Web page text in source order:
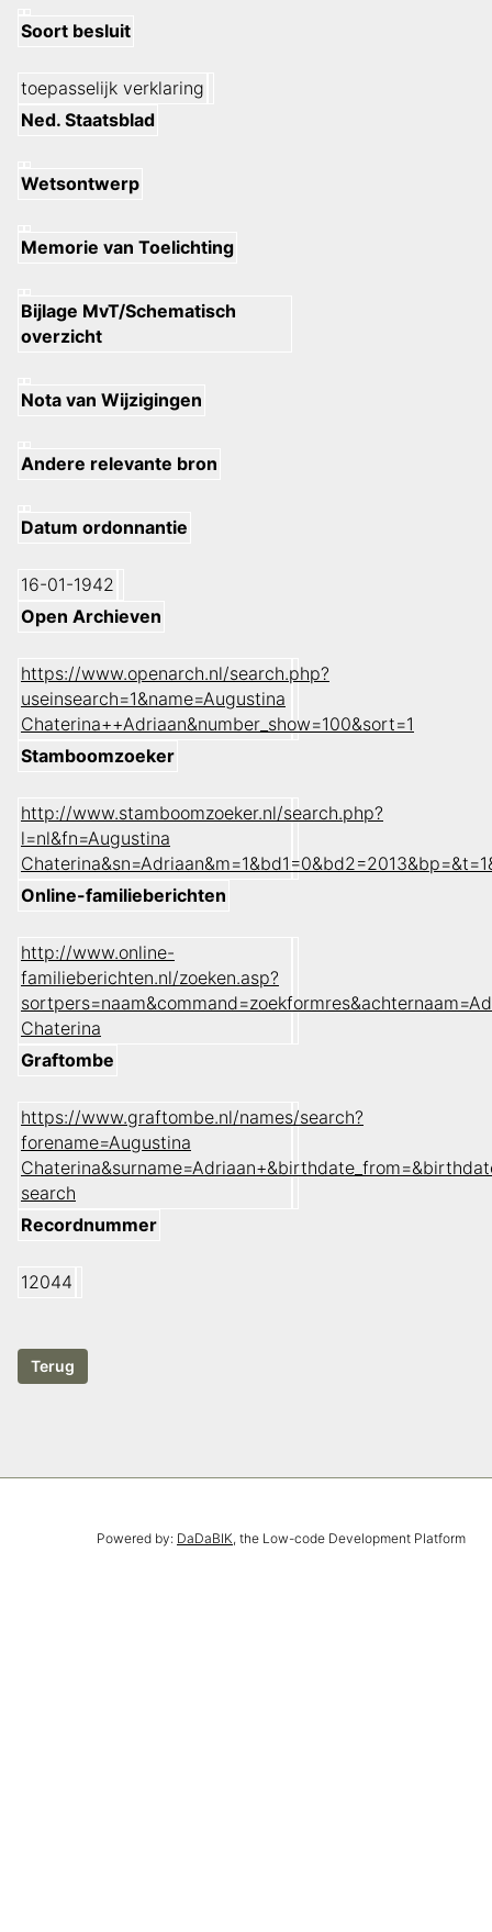
Soort besluit
toepasselijk verklaring
Ned. Staatsblad
Wetsontwerp
Memorie van Toelichting
Bijlage MvT/Schematisch
overzicht
Nota van Wijzigingen
Andere relevante bron
Datum ordonnantie
16-01-1942
Open Archieven
https://www.openarch.nl/search.php?
useinsearch=1&name=Augustina
Chaterina++Adriaan&number_show=100&sort=1
Stamboomzoeker
http://www.stamboomzoeker.nl/search.php?
l=nl&fn=Augustina
Online-familieberichten
http://www.online-
familieberichten.nl/zoeken.asp?
Chaterina
Graftombe
https://www.graftombe.nl/names/search?
forename=Augustina
search
Recordnummer
12044
Powered by: DaDaBIK, the Low-code Development Platform